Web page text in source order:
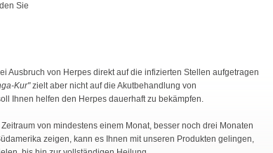
Sie
Ausbruch von Herpes direkt auf die infizierten Stellen aufgetragen
Kur"zielt aber nicht auf die Akutbehandlung von
Ihnen helfen den Herpes dauerhaft zu bekämpfen.
von mindestens einem Monat, besser noch drei Monaten
zeigen, kann es Ihnen mit unseren Produkten gelingen,